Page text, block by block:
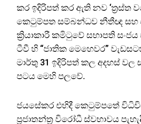
කර ඉදිරිපත් කර ඇති නව ‘ත්‍රස්ත
කෙටුම්පත සම්බන්ධව නීතීඥ
ක්‍රියාකාරී කමිටුවේ සභාපති
ටීවී හි “ජාතික මෙහෙවර”
මාර්තු 31 ඉදිරිපත් කල අදහස්
පටය මෙහි පලවේ.
ජයසේකර එහිදී කෙටුම්පතේ
ප්‍රජාතන්ත්‍ර විරෝධී ස්වභාවය